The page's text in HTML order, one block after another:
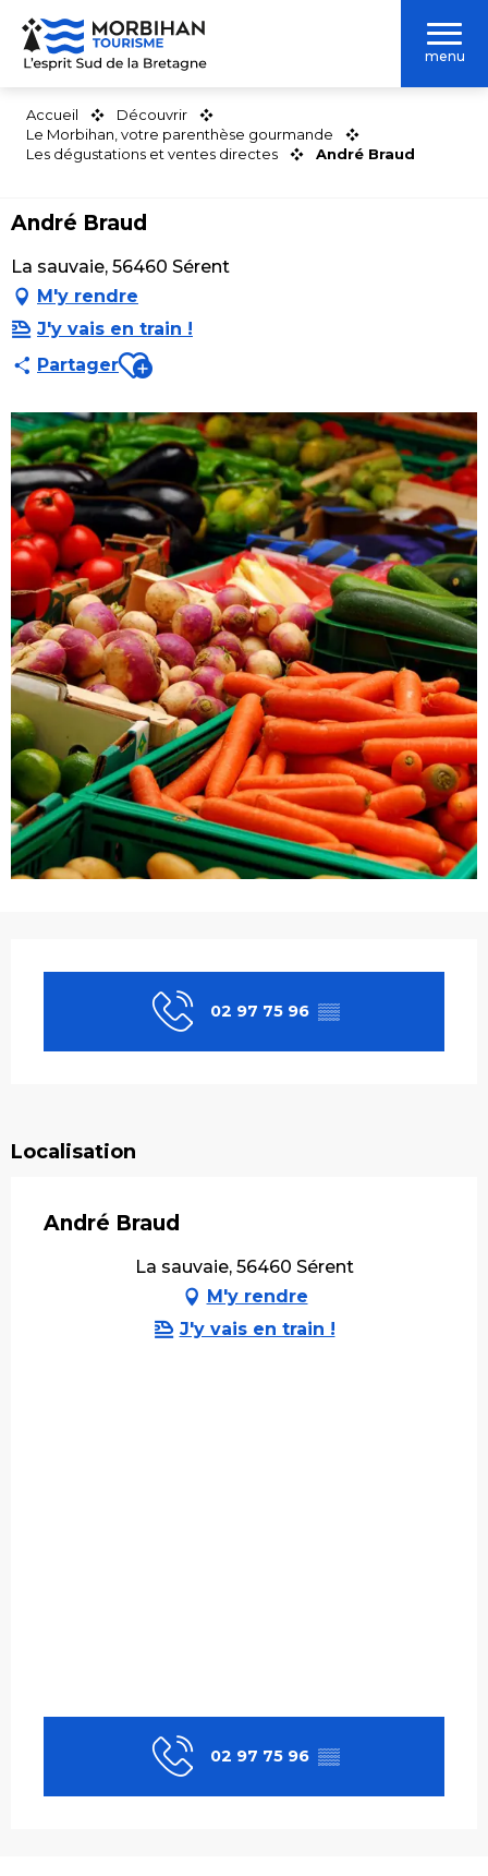
Aller
contenu
menu
Accueil
Découvrir
Le Morbihan, votre parenthèse gourmande
Les dégustations et ventes directes
André Braud
André Braud
La sauvaie, 56460 Sérent
M'y rendre
J'y vais en train !
PartagerAjouter aux favoris
02 97 75 96 ▒▒
Localisation
André Braud
La sauvaie, 56460 Sérent
M'y rendre
J'y vais en train !
02 97 75 96 ▒▒